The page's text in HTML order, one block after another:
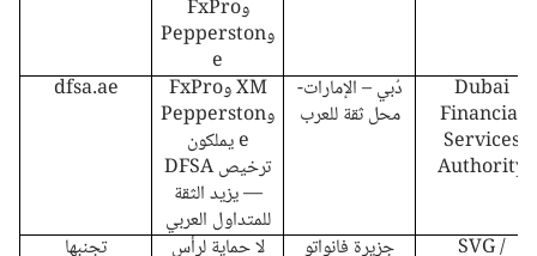
وFxPro
وPepperston
e
dfsa.ae
XM وFxPro
وPepperston
e يملكون
ترخيص DFSA
— يزيد الثقة
للمتداول العربي
دُبي – الإمارات-
محل ثقة للعرب
Dubai
Financial
Services
Authority
تجنبها
لا حماية لرأس
جزيرة فانواتو
SVG /